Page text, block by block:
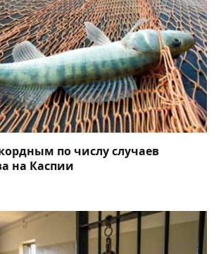
по числу случаев
на Каспии